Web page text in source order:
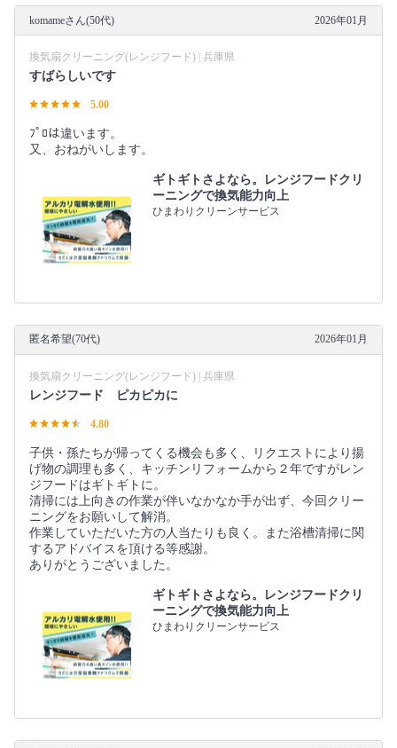
komameさん(50代) 2026年01月
換気扇クリーニング(レンジフード) | 兵庫県
すばらしいです
5.00
ﾌﾟﾛは違います。
又、おねがいします。
ギトギトさよなら。レンジフードクリ
ーニングで換気能力向上
ひまわりクリーンサービス
匿名希望(70代) 2026年01月
換気扇クリーニング(レンジフード) | 兵庫県
レンジフード ピカピカに
4.80
子供・孫たちが帰ってくる機会も多く、リクエストにより揚
げ物の調理も多く、キッチンリフォームから２年ですがレン
ジフードはギトギトに。
清掃には上向きの作業が伴いなかなか手が出ず、今回クリー
ニングをお願いして解消。
作業していただいた方の人当たりも良く。また浴槽清掃に関
するアドバイスを頂ける等感謝。
ありがとうございました。
ギトギトさよなら。レンジフードクリ
ーニングで換気能力向上
ひまわりクリーンサービス